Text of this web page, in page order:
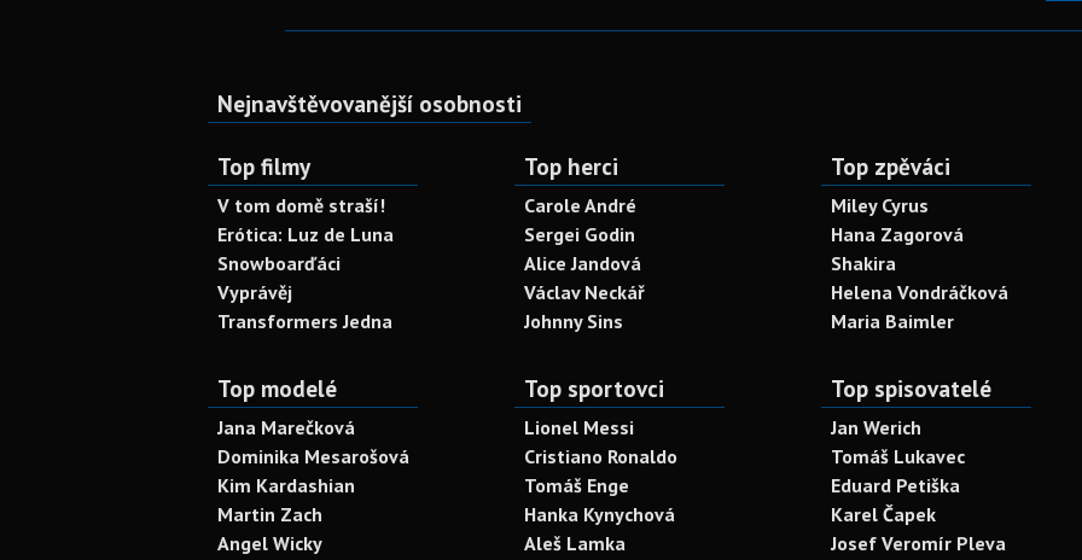
Nejnavštěvovanější osobnosti
Top filmy
V tom domě straší!
Erótica: Luz de Luna
Snowboarďáci
Vyprávěj
Transformers Jedna
Top herci
Carole André
Sergei Godin
Alice Jandová
Václav Neckář
Johnny Sins
Top zpěváci
Miley Cyrus
Hana Zagorová
Shakira
Helena Vondráčková
Maria Baimler
Top modelé
Jana Marečková
Dominika Mesarošová
Kim Kardashian
Martin Zach
Angel Wicky
Top sportovci
Lionel Messi
Cristiano Ronaldo
Tomáš Enge
Hanka Kynychová
Aleš Lamka
Top spisovatelé
Jan Werich
Tomáš Lukavec
Eduard Petiška
Karel Čapek
Josef Veromír Pleva